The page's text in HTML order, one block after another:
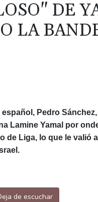
DE
LA
español, Pedro
Lamine Yamal por
de Liga, lo que le valió
de escuchar